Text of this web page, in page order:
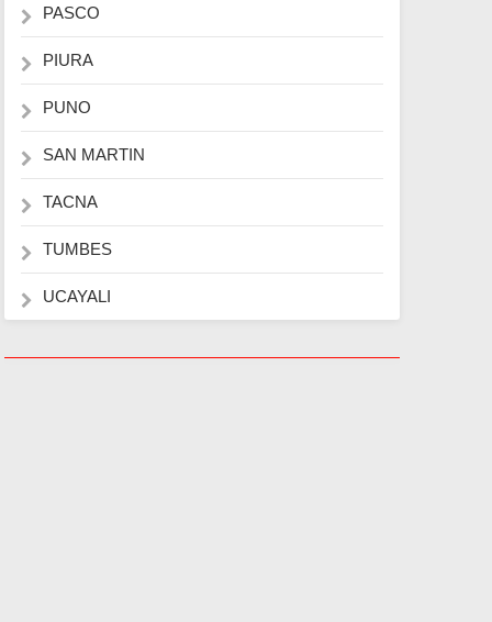
PASCO
PIURA
PUNO
SAN MARTIN
TACNA
TUMBES
UCAYALI